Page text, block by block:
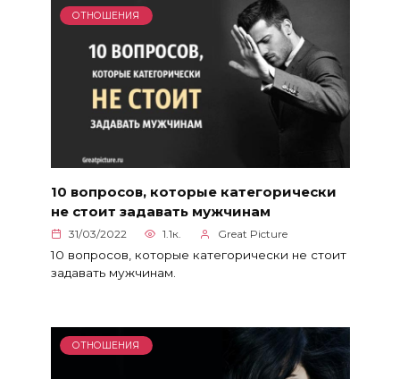
ОТНОШЕНИЯ
10 вопросов, которые категорически
не стоит задавать мужчинам
31/03/2022 1.1к. Great Picture
10 вопросов, которые категорически не стоит
задавать мужчинам.
ОТНОШЕНИЯ